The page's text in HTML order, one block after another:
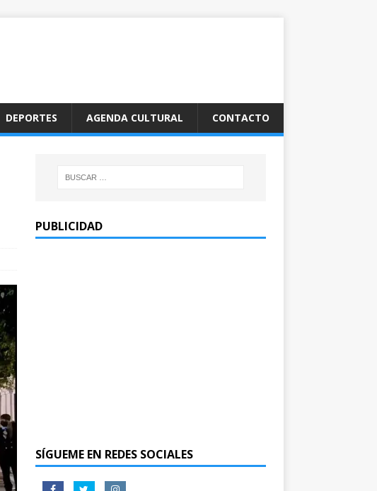
DEPORTES AGENDA CULTURAL CONTACTO
PUBLICIDAD
SÍGUEME EN REDES SOCIALES